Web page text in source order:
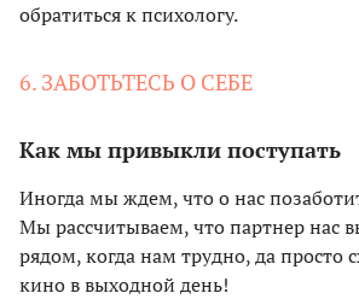
обратиться к психологу.
6. ЗАБОТЬТЕСЬ О СЕБЕ
Как мы привыкли поступать
Иногда мы ждем, что о нас
Мы рассчитываем, что партнер нас
рядом, когда нам трудно, да просто
кино в выходной день!